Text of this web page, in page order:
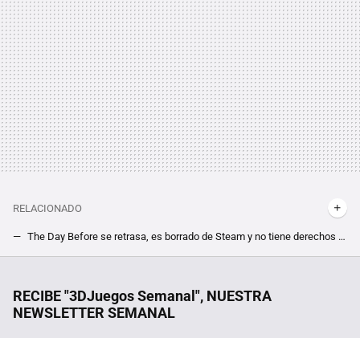
RELACIONADO
The Day Before se retrasa, es borrado de Steam y no tiene derechos de publicación, todo mal para el MMO de zombis
RECIBE "3DJuegos Semanal", NUESTRA
NEWSLETTER SEMANAL